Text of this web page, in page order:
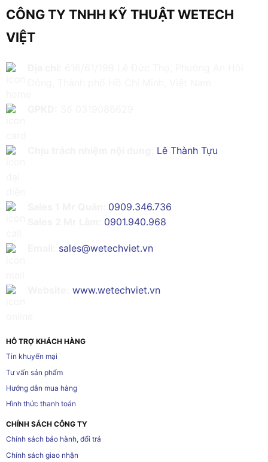
CÔNG TY TNHH KỸ THUẬT WETECH
VIỆT
Lê Thành Tựu
0909.346.736
0901.940.968
sales@wetechviet.vn
www.wetechviet.vn
HỖ TRỢ KHÁCH HÀNG
Tin khuyến mại
Tư vấn sản phẩm
Hướng dẫn mua hàng
Hình thức thanh toán
CHÍNH SÁCH CÔNG TY
Chính sách bảo hành, đổi trả
Chính sách giao nhận